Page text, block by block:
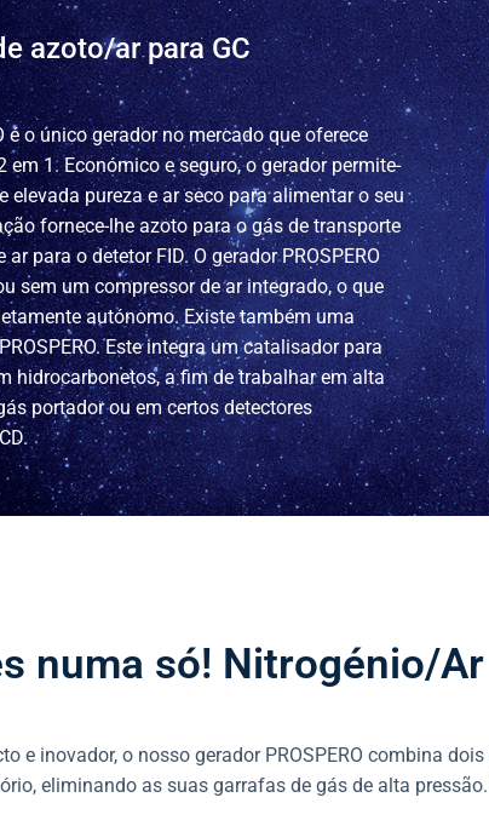
azoto/ar para GC
é o único gerador no mercado que oferece
em 1. Económico e seguro, o gerador permite-
elevada pureza e ar seco para alimentar o seu
fornece-lhe azoto para o gás de transporte
para o detetor FID. O gerador PROSPERO
sem um compressor de ar integrado, o que
autónomo. Existe também uma
Este integra um catalisador para
hidrocarbonetos, a fim de trabalhar em alta
portador ou em certos detectores
numa só! Nitrogénio/
e inovador, o nosso gerador PROSPERO combina
eliminando as suas garrafas de gás de alta